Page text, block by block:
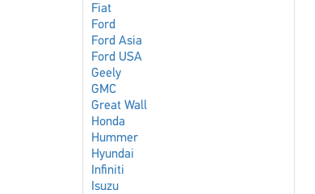
Fiat
Ford
Ford Asia
Ford USA
Geely
GMC
Great Wall
Honda
Hummer
Hyundai
Infiniti
Isuzu